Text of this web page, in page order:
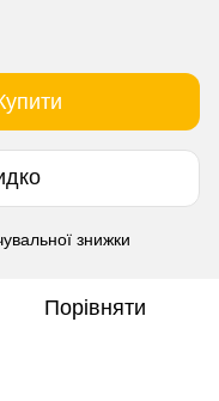
знижки
Порівняти